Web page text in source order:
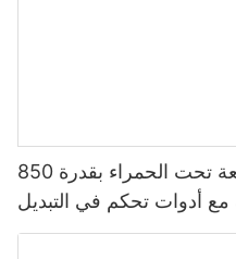
سخان كهربائي يعمل بالأشعة تحت الحمراء بقدرة 850